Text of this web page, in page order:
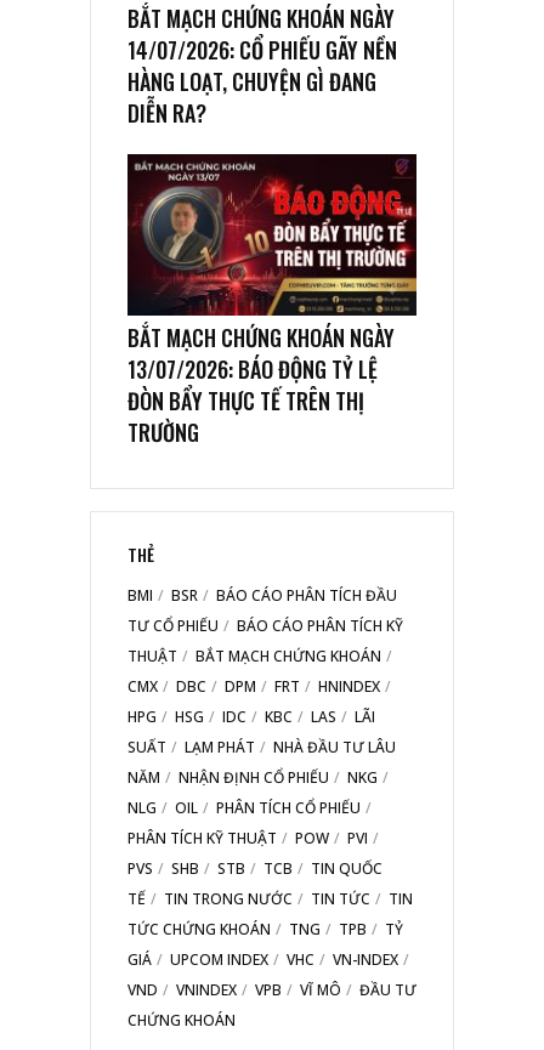
BẮT MẠCH CHỨNG KHOÁN NGÀY
14/07/2026: CỔ PHIẾU GÃY NỀN
HÀNG LOẠT, CHUYỆN GÌ ĐANG
DIỄN RA?
BẮT MẠCH CHỨNG KHOÁN NGÀY
13/07/2026: BÁO ĐỘNG TỶ LỆ
ĐÒN BẨY THỰC TẾ TRÊN THỊ
TRƯỜNG
THẺ
BMI BSR
BÁO CÁO PHÂN TÍCH ĐẦU
TƯ CỔ PHIẾU
BÁO CÁO PHÂN TÍCH KỸ
THUẬT
BẮT MẠCH CHỨNG KHOÁN
CMX
DBC DPM FRT
HNINDEX
HPG
HSG IDC KBC LAS
LÃI
SUẤT
LẠM PHÁT
NHÀ ĐẦU TƯ LÂU
NĂM
NHẬN ĐỊNH CỔ PHIẾU
NKG
NLG
OIL
PHÂN TÍCH CỔ PHIẾU
PHÂN TÍCH KỸ THUẬT
POW
PVI
PVS
SHB STB TCB
TIN QUỐC
TẾ
TIN TRONG NƯỚC TIN TỨC
TIN
TỨC CHỨNG KHOÁN
TNG TPB
TỶ
GIÁ
UPCOM INDEX VHC
VN-INDEX
VND
VNINDEX VPB VĨ MÔ
ĐẦU TƯ
CHỨNG KHOÁN